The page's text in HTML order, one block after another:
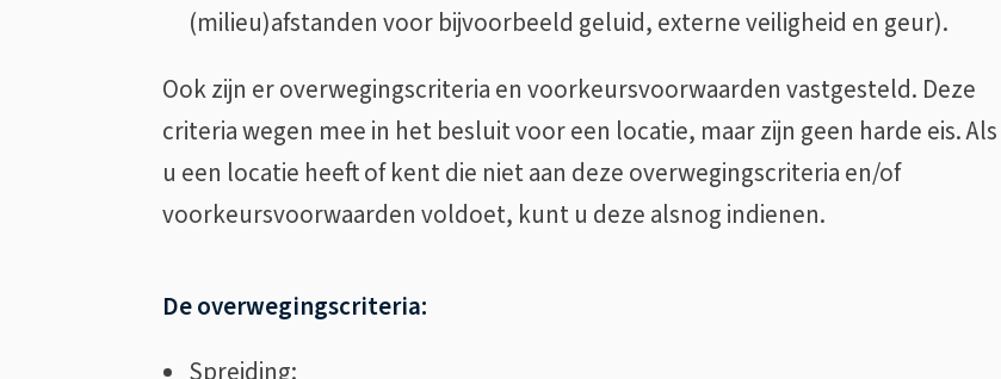
(milieu)afstanden voor bijvoorbeeld geluid, externe veiligheid en geur).
Ook zijn er overwegingscriteria en voorkeursvoorwaarden vastgesteld. Deze
criteria wegen mee in het besluit voor een locatie, maar zijn geen harde eis. Als
u een locatie heeft of kent die niet aan deze overwegingscriteria en/of
voorkeursvoorwaarden voldoet, kunt u deze alsnog indienen.
De overwegingscriteria:
Spreiding: